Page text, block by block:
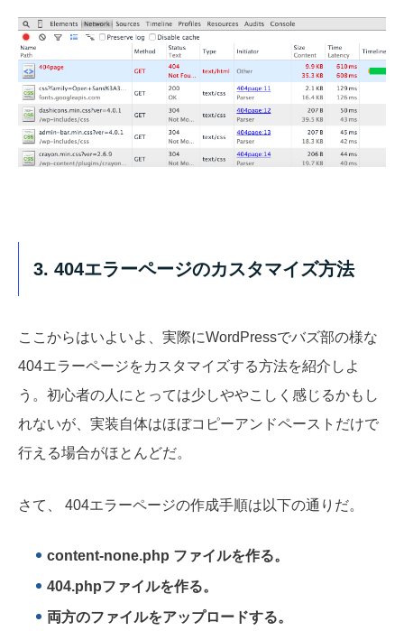
3. 404エラーページのカスタマイズ方法
ここからはいよいよ、実際にWordPressでバズ部の様な
404エラーページをカスタマイズする方法を紹介しよ
う。初心者の人にとっては少しややこしく感じるかもし
れないが、実装自体はほぼコピーアンドペーストだけで
行える場合がほとんどだ。
さて、 404エラーページの作成手順は以下の通りだ。
content-none.php ファイルを作る。
404.phpファイルを作る。
両方のファイルをアップロードする。